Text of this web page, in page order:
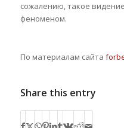
сожалению, такое
феноменом.
По материалам сайта
Share this entry